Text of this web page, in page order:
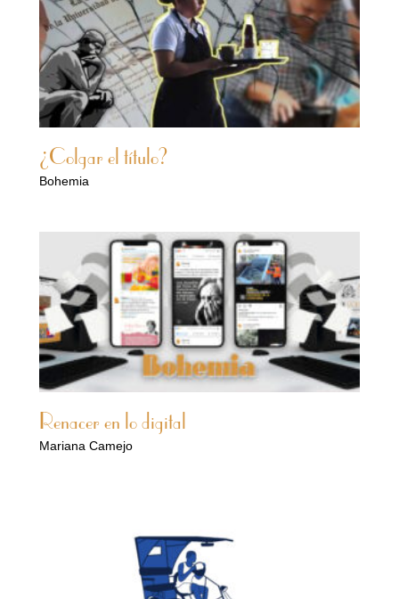
¿Colgar el título?
Bohemia
Renacer en lo digital
Mariana Camejo